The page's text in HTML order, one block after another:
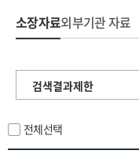
소장자료외부기관 자료
검색결과제한
전체선택